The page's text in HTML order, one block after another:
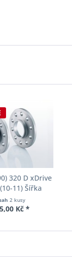
320 D xDrive
11) Šířka
Pro-Spacer
002 System2
2 kusy
Kč *